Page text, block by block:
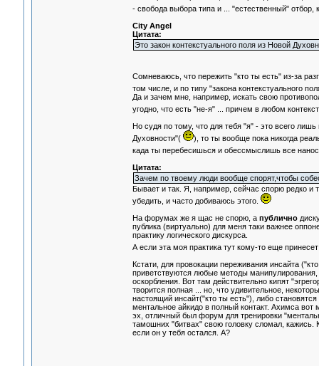
- свобода выбора типа и ... "естественный"
City Angel
Цитата:
Это закон контекстуального поля из Новой
Сомневаюсь, что пережить "кто ты есть" из-за
том числе, и по типу "закона контекстуального
Да и зачем мне, например, искать свою
угодно, что есть "не-я" ... причем в любом
Но судя по тому, что для тебя "я" - это всего
Духовности"(
), то ты вообще пока никогда
када ты перебесишься и обессмыслишь все
Цитата:
Зачем по твоему люди вообще спорят,чтобы
Бывает и так. Я, например, сейчас спорю редко и
убедить, и часто добиваюсь этого.
На форумах же я щас не спорю, а публично
публика (виртуально) для меня таки важнее
практику логического дискурса.
А если эта моя практика тут кому-то еще
Кстати, для провокации переживания инсайта
приветствуются любые методы
оскорбления. Вот там действительно кипят
творится полная ... но, что удивительное,
настоящий инсайт("кто ты есть"), либо
ментальное айкидо в полный контакт. Ахимса
эх, отличный был форум для тренировки
тамошних "битвах" свою головку сломал,
если он у тебя остался. А?